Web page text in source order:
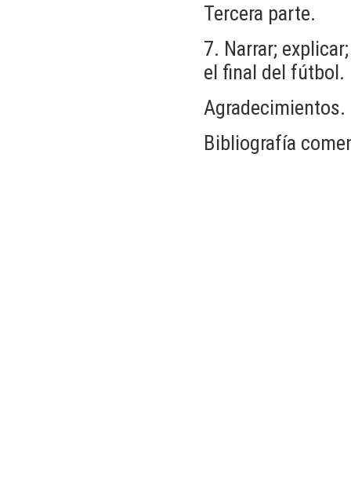
Tercera parte.
7. Narrar;
el final del fútbol.
Agradecimientos.
Bibliografía